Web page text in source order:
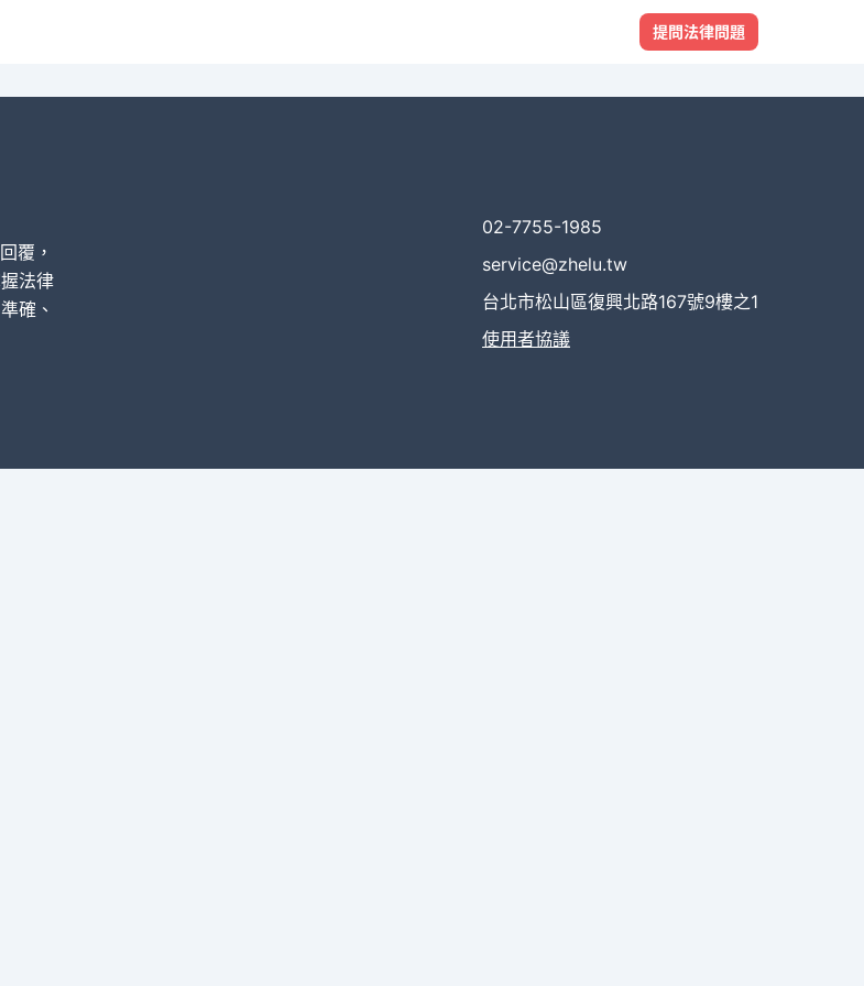
提問法律問題
覆，
法律
確、
02-7755-1985
service@zhelu.tw
台北市松山區復興北路167號9樓之1
使用者協議